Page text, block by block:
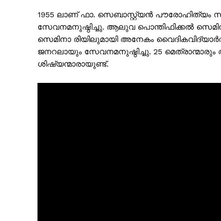
1955 ലാണ് ഫാ. സെബാസ്റ്റ്യൻ പൗരോഹിത്യം
സേവനമനുഷ്ഠിച്ചു. ആലുവ പൊന്തിഫിക്കൽ
സെമിനാ രിയിലുമായി അനേകം
ജനറലായും സേവനമനുഷ്ഠിച്ചു. 25
ശിഷ്യന്മാരായുണ്ട്.